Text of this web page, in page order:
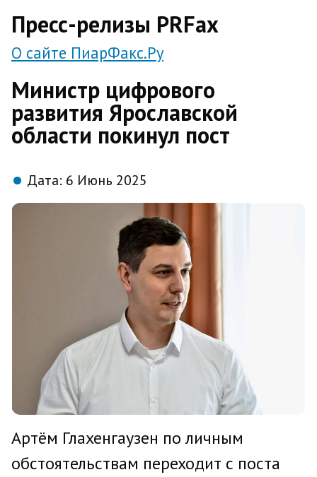
Пресс-релизы PRFax
О сайте ПиарФакс.Ру
Министр цифрового
развития Ярославской
области покинул пост
Дата: 6 Июнь 2025
Артём Глахенгаузен по личным
обстоятельствам переходит с поста